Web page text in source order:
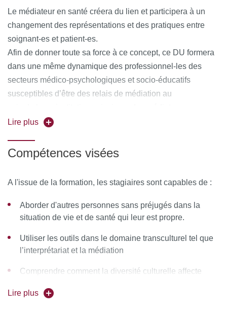
C@nditOnLine
Le médiateur en santé créera du lien et participera à un
changement des représentations et des pratiques entre
soignant-es et patient-es.
Afin de donner toute sa force à ce concept, ce DU formera
dans une même dynamique des professionnel-les des
secteurs médico-psychologiques et socio-éducatifs
susceptibles d’être des relais de médiation au
transculturels issus des groupes représentés dans la
Lire plus
Compétences visées
A l'issue de la formation, les stagiaires sont capables de :
Aborder d'autres personnes sans préjugés dans la
situation de vie et de santé qui leur est propre.
Utiliser les outils dans le domaine transculturel tel que
l’interprétariat et la médiation
Comprendre comment la diversité culturelle affecte
Lire plus